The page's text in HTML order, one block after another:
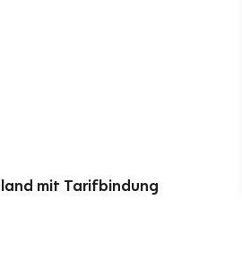
mit Tarifbindung